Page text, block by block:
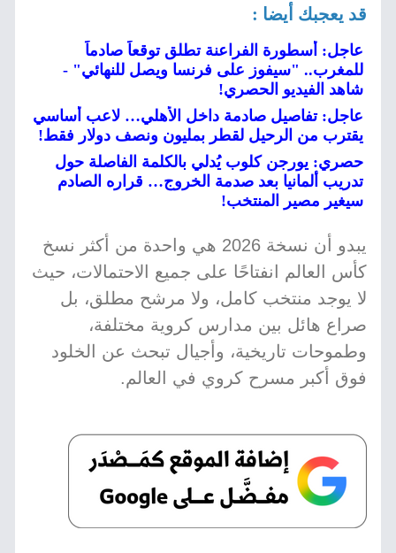
قد يعجبك أيضا :
عاجل: أسطورة الفراعنة تطلق توقعاً صادماً
للمغرب.. "سيفوز على فرنسا ويصل للنهائي" -
شاهد الفيديو الحصري!
عاجل: تفاصيل صادمة داخل الأهلي… لاعب أساسي
يقترب من الرحيل لقطر بمليون ونصف دولار فقط!
حصري: يورجن كلوب يُدلي بالكلمة الفاصلة حول
تدريب ألمانيا بعد صدمة الخروج… قراره الصادم
سيغير مصير المنتخب!
يبدو أن نسخة 2026 هي واحدة من أكثر نسخ
كأس العالم انفتاحًا على جميع الاحتمالات، حيث
لا يوجد منتخب كامل، ولا مرشح مطلق، بل
صراع هائل بين مدارس كروية مختلفة،
وطموحات تاريخية، وأجيال تبحث عن الخلود
فوق أكبر مسرح كروي في العالم.